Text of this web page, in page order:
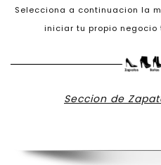
Selecciona a continuacion la
iniciar tu propio
Seccion de